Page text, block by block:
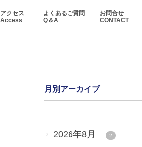
アクセス
Access
よくあるご質問
Q＆A
お問合せ
CONTACT
月別アーカイブ
2026年8月 2